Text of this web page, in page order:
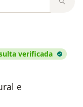
verificada
e